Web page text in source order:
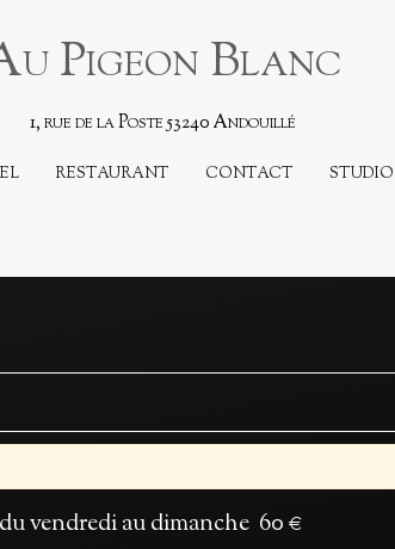
Pigeon Blanc
1, rue de la Poste 53240 Andouillé
RESTAURANT CONTACT STUDIO
vendredi au dimanche 60 €